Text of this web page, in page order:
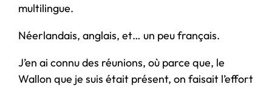
multilingue.
Néerlandais, anglais, et… un peu français.
J’en ai connu des réunions, où parce que, le
Wallon que je suis était présent, on faisait l’effort